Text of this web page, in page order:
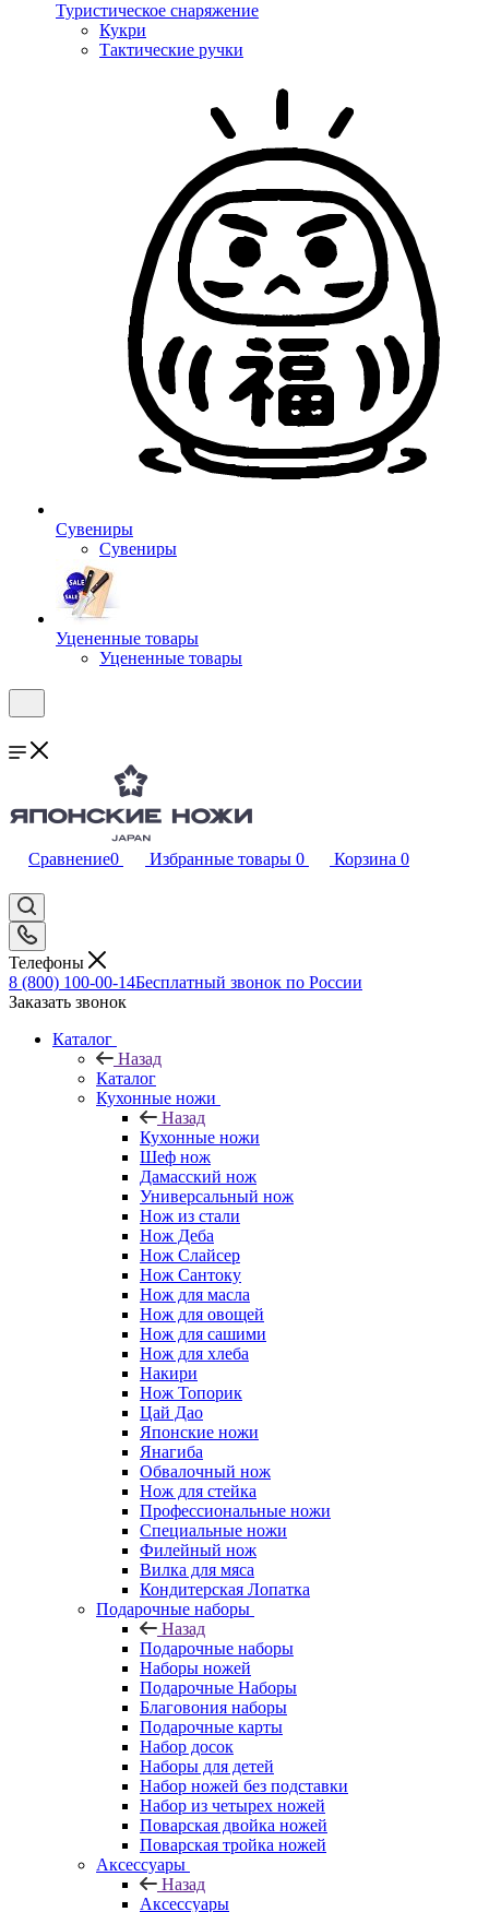
Туристическое снаряжение
Кукри
Тактические ручки
Сувениры
Сувениры
Уцененные товары
Уцененные товары
Сравнение0 Избранные товары 0 Корзина 0
Телефоны
8 (800) 100-00-14Бесплатный звонок по России
Заказать звонок
Каталог
Назад
Каталог
Кухонные ножи
Назад
Кухонные ножи
Шеф нож
Дамасский нож
Универсальный нож
Нож из стали
Нож Деба
Нож Слайсер
Нож Сантоку
Нож для масла
Нож для овощей
Нож для сашими
Нож для хлеба
Накири
Нож Топорик
Цай Дао
Японские ножи
Янагиба
Обвалочный нож
Нож для стейка
Профессиональные ножи
Специальные ножи
Филейный нож
Вилка для мяса
Кондитерская Лопатка
Подарочные наборы
Назад
Подарочные наборы
Наборы ножей
Подарочные Наборы
Благовония наборы
Подарочные карты
Набор досок
Наборы для детей
Набор ножей без подставки
Набор из четырех ножей
Поварская двойка ножей
Поварская тройка ножей
Аксессуары
Назад
Аксессуары